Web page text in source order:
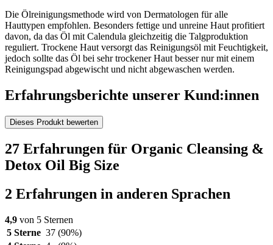
Die Ölreinigungsmethode wird von Dermatologen für alle
Hauttypen empfohlen. Besonders fettige und unreine Haut profitiert
davon, da das Öl mit Calendula gleichzeitig die Talgproduktion
reguliert. Trockene Haut versorgt das Reinigungsöl mit Feuchtigkeit,
jedoch sollte das Öl bei sehr trockener Haut besser nur mit einem
Reinigungspad abgewischt und nicht abgewaschen werden.
Erfahrungsberichte unserer Kund:innen
Dieses Produkt bewerten
27 Erfahrungen für Organic Cleansing &
Detox Oil Big Size
2 Erfahrungen in anderen Sprachen
4,9 von 5 Sternen
5 Sterne 37 (90%)